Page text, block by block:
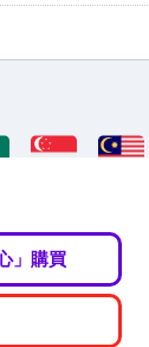
」購買